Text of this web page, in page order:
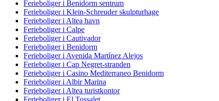
Ferieboliger i Benidorm sentrum
Ferieboliger i Klein-Schreuder skulpturhage
Ferieboliger i Altea havn
Ferieboliger i Calpe
Ferieboliger i Cautivador
Ferieboliger i Benidorm
Ferieboliger i Avenida Martínez Alejos
Ferieboliger i Cap Negret-stranden
Ferieboliger i Casino Mediterraneo Benidorm
Ferieboliger i Albir Marina
Ferieboliger i Altea turistkontor
Ferieboliger i El Tossalet